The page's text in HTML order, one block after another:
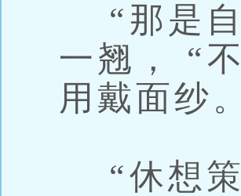
“那是自
一翘， “
用戴面纱
“休想策